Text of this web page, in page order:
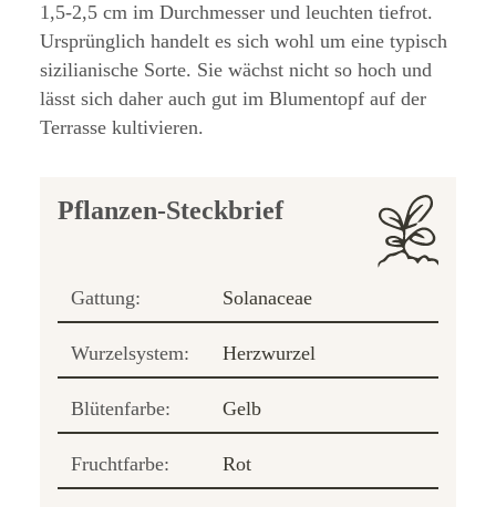
1,5-2,5 cm im Durchmesser und leuchten tiefrot.
Ursprünglich handelt es sich wohl um eine typisch
sizilianische Sorte. Sie wächst nicht so hoch und
lässt sich daher auch gut im Blumentopf auf der
Terrasse kultivieren.
Pflanzen-Steckbrief
Gattung: Solanaceae
Wurzelsystem: Herzwurzel
Blütenfarbe: Gelb
Fruchtfarbe: Rot